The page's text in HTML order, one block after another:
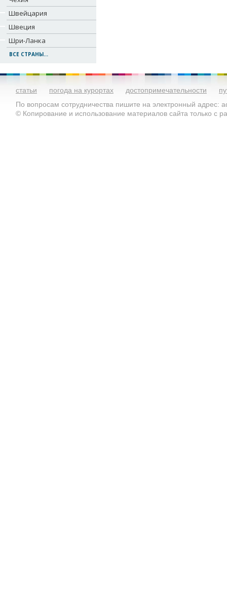
Швейцария
Швеция
Шри-Ланка
ВСЕ СТРАНЫ...
статьи погода на курортах достопримечательности
По вопросам сотрудничества пишите на электронный адрес:
© Копирование и использование материалов сайта только с